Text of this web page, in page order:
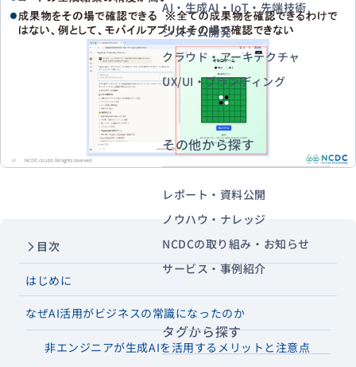
目次
はじめに
なぜAI活用がビジネスの常識になったのか
非エンジニアが生成AIを活用するメリットと注意点
AI・生成AI・IoT・先端技術
システム開発
クラウド・アーキテクチャ
UX/UI・ブランディング
その他から探す
レポート・資料公開
ノウハウ・ナレッジ
NCDCの取り組み・お知らせ
サービス・事例紹介
タグから探す